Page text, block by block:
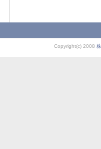
Copyright(c) 2008